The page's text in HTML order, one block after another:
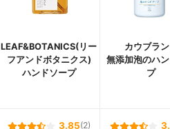
LEAF&BOTANICS(リー
フアンドボタニクス)
ハンドソープ
カウブラ
無添加泡のハ
プ
3.85(2)